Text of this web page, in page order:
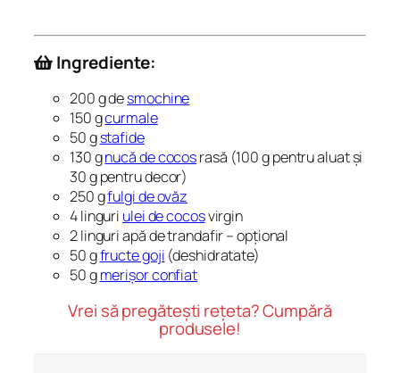
Ingrediente:
200 g desmochine
150 gcurmale
50 gstafide
130 gnucă de cocosrasă (100 g pentru aluat și
30 g pentru decor)
250 gfulgi de ovăz
4 linguri ulei de cocosvirgin
2 linguri apă de trandafir – opțional
50 gfructe goji (deshidratate)
50 gmerișor confiat
Vrei să pregătești rețeta? Cumpără
produsele!